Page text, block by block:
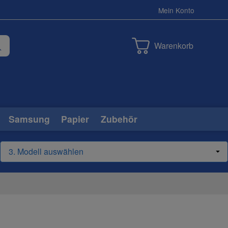
Mein Konto
Warenkorb
Samsung Papier Zubehör